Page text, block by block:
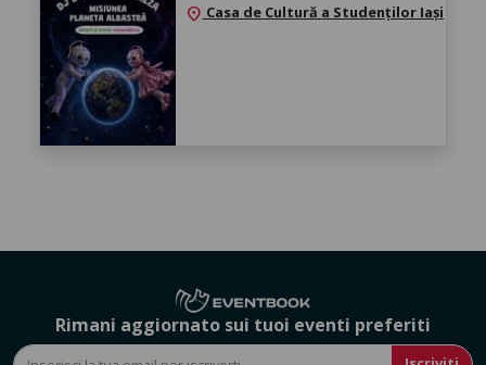
location_on Casa de Cultură a Studenților Iași
Rimani aggiornato sui tuoi eventi preferiti